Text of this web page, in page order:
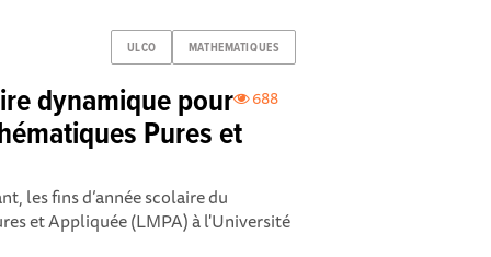
ULCO MATHEMATIQUES
688
dynamique pour
Pures et
les fins d’année scolaire du
et Appliquée (LMPA) à l'Université